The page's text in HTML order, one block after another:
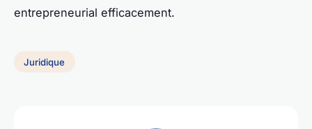
entrepreneurial efficacement.
Juridique